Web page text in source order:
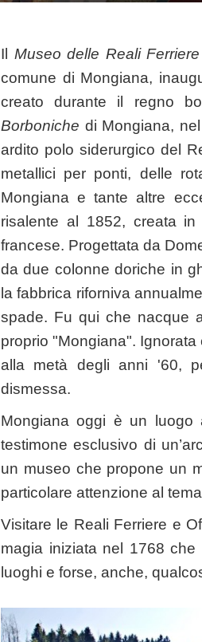
Il Museo delle Reali
comune di Mongiana,
creato durante il regno
Borboniche di Mongiana,
ardito polo siderurgico del
metallici per ponti, delle
Mongiana e tante altre
risalente al 1852, creata
francese. Progettata da
da due colonne doriche in
la fabbrica riforniva
spade. Fu qui che nacque
proprio "Mongiana".
alla metà degli anni '60,
dismessa.
Mongiana oggi è un luogo
testimone esclusivo di
un museo che propone un
particolare attenzione al
Visitare le Reali Ferriere e
magia iniziata nel 1768
luoghi e forse, anche,